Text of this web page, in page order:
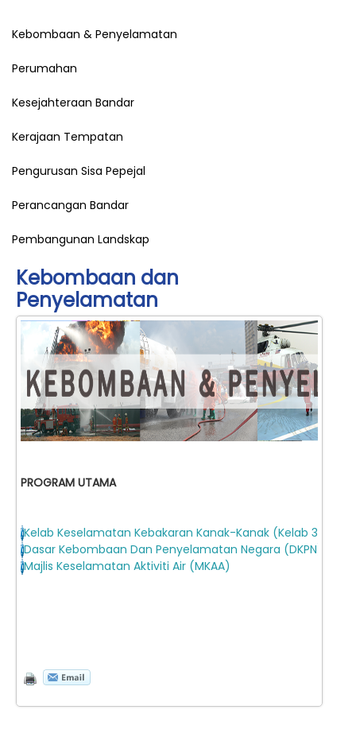
Kebombaan & Penyelamatan
Perumahan
Kesejahteraan Bandar
Kerajaan Tempatan
Pengurusan Sisa Pepejal
Perancangan Bandar
Pembangunan Landskap
Kebombaan dan
Penyelamatan
PROGRAM UTAMA
Kelab Keselamatan Kebakaran Kanak-Kanak (Kelab 3K)
Dasar Kebombaan Dan Penyelamatan Negara (DKPN) 2021
Majlis Keselamatan Aktiviti Air (MKAA)